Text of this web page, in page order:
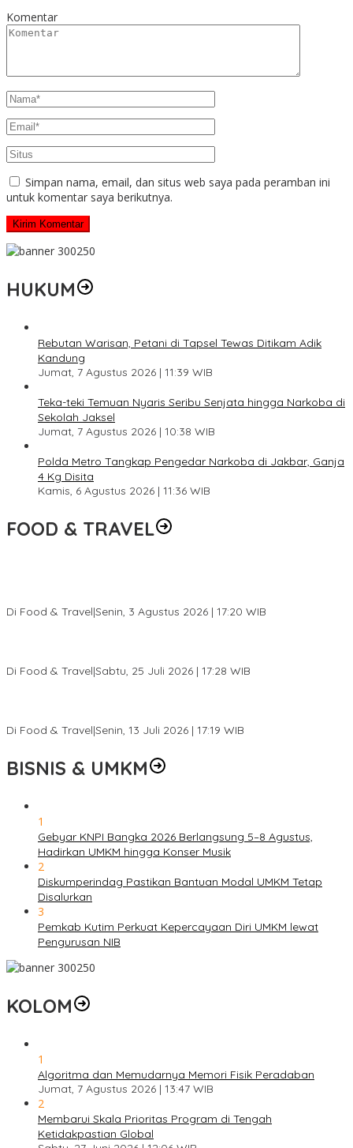
Komentar
Simpan nama, email, dan situs web saya pada peramban ini
untuk komentar saya berikutnya.
HUKUM
Rebutan Warisan, Petani di Tapsel Tewas Ditikam Adik
Kandung
Jumat, 7 Agustus 2026 | 11:39 WIB
Teka-teki Temuan Nyaris Seribu Senjata hingga Narkoba di
Sekolah Jaksel
Jumat, 7 Agustus 2026 | 10:38 WIB
Polda Metro Tangkap Pengedar Narkoba di Jakbar, Ganja
4 Kg Disita
Kamis, 6 Agustus 2026 | 11:36 WIB
FOOD & TRAVEL
Di Food & Travel|Senin, 3 Agustus 2026 | 17:20 WIB
Di Food & Travel|Sabtu, 25 Juli 2026 | 17:28 WIB
Di Food & Travel|Senin, 13 Juli 2026 | 17:19 WIB
BISNIS & UMKM
1
Gebyar KNPI Bangka 2026 Berlangsung 5–8 Agustus,
Hadirkan UMKM hingga Konser Musik
2
Diskumperindag Pastikan Bantuan Modal UMKM Tetap
Disalurkan
3
Pemkab Kutim Perkuat Kepercayaan Diri UMKM lewat
Pengurusan NIB
KOLOM
1
Algoritma dan Memudarnya Memori Fisik Peradaban
Jumat, 7 Agustus 2026 | 13:47 WIB
2
Membarui Skala Prioritas Program di Tengah
Ketidakpastian Global